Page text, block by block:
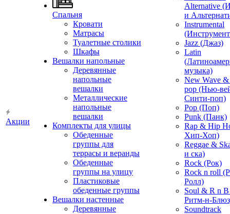
Акции
Спальня
Кровати
Матрасы
Туалетные столики
Шкафы
Вешалки напольные
Деревянные
напольные
вешалки
Металлические
напольные
вешалки
Комплекты для улицы
Обеденные
группы для
террасы и веранды
Обеденные
группы на улицу
Пластиковые
обеденные группы
Вешалки настенные
Деревянные
Alternative
и
Instrumental
Jazz (Джаз)
Latin
музыка)
New Wave
pop (Нью-
Синти-поп)
Pop (Поп)
Punk (Панк)
Rap & Hip
Хип-Хоп)
Reggae &
и ска)
Rock (Рок)
Rock n roll
Ролл)
Soul & R n
Ритм-н-
Soundtrack